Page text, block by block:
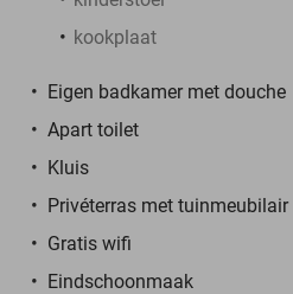
kookplaat
Eigen badkamer met douche
Apart toilet
Kluis
Privéterras met tuinmeubilair
Gratis wifi
Eindschoonmaak